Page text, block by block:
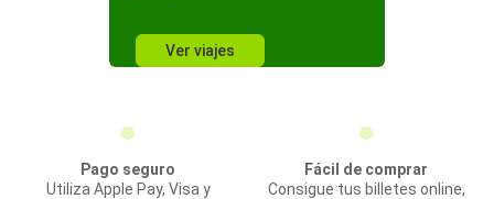
Ver viajes
Pago seguro
Utiliza Apple Pay, Visa y
Fácil de comprar
Consigue tus billetes online,